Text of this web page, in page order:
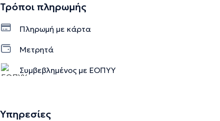
Τρόποι πληρωμής
Πληρωμή με κάρτα
Μετρητά
Συμβεβλημένος με ΕΟΠΥΥ
Υπηρεσίες